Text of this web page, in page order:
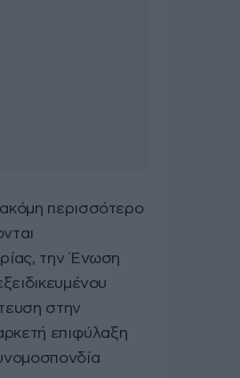
περισσότερο
την Ένωση
στην
επιφύλαξη